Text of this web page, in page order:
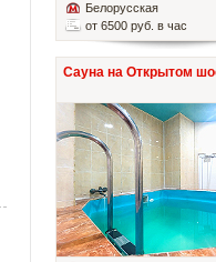
Белорусская
от 6500 руб. в час
Сауна на Открытом